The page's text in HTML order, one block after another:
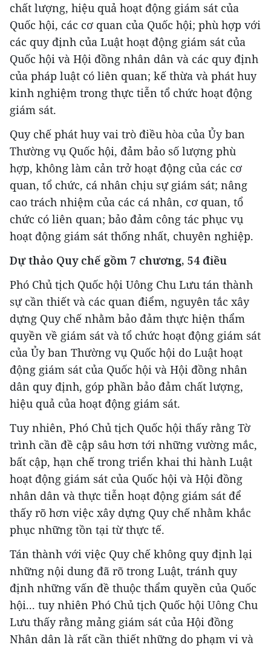
chất lượng, hiệu quả hoạt động giám sát của
Quốc hội, các cơ quan của Quốc hội; phù hợp với
các quy định của Luật hoạt động giám sát của
Quốc hội và Hội đồng nhân dân và các quy định
của pháp luật có liên quan; kế thừa và phát huy
kinh nghiệm trong thực tiễn tổ chức hoạt động
giám sát.
Quy chế phát huy vai trò điều hòa của Ủy ban
Thường vụ Quốc hội, đảm bảo số lượng phù
hợp, không làm cản trở hoạt động của các cơ
quan, tổ chức, cá nhân chịu sự giám sát; nâng
cao trách nhiệm của các cá nhân, cơ quan, tổ
chức có liên quan; bảo đảm công tác phục vụ
hoạt động giám sát thống nhất, chuyên nghiệp.
Dự thảo Quy chế gồm 7 chương, 54 điều
Phó Chủ tịch Quốc hội Uông Chu Lưu tán thành
sự cần thiết và các quan điểm, nguyên tắc xây
dựng Quy chế nhằm bảo đảm thực hiện thẩm
quyền về giám sát và tổ chức hoạt động giám sát
của Ủy ban Thường vụ Quốc hội do Luật hoạt
động giám sát của Quốc hội và Hội đồng nhân
dân quy định, góp phần bảo đảm chất lượng,
hiệu quả của hoạt động giám sát.
Tuy nhiên, Phó Chủ tịch Quốc hội thấy rằng Tờ
trình cần đề cập sâu hơn tới những vường mắc,
bất cập, hạn chế trong triển khai thi hành Luật
hoạt động giám sát của Quốc hội và Hội đồng
nhân dân và thực tiễn hoạt động giám sát để
thấy rõ hơn việc xây dựng Quy chế nhằm khắc
phục những tồn tại từ thực tế.
Tán thành với việc Quy chế không quy định lại
những nội dung đã rõ trong Luật, tránh quy
định những vấn đề thuộc thẩm quyền của Quốc
hội... tuy nhiên Phó Chủ tịch Quốc hội Uông Chu
Lưu thấy rằng mảng giám sát của Hội đồng
Nhân dân là rất cần thiết những do phạm vi và